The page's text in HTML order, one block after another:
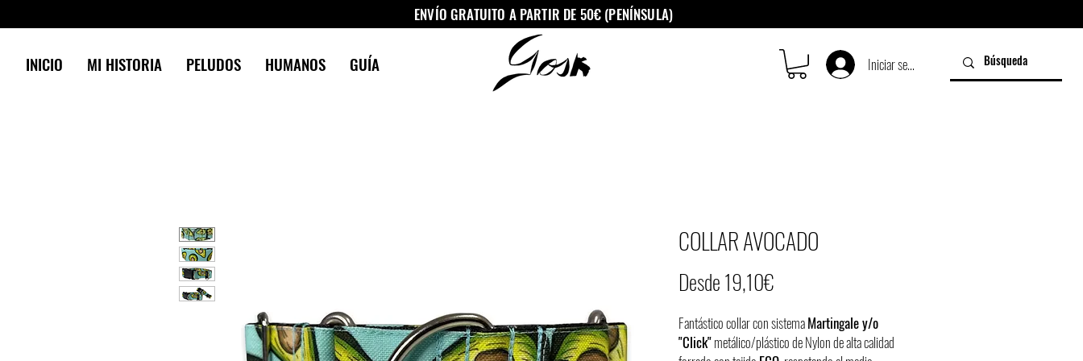
ENVÍO GRATUITO A PARTIR DE 50€ (PENÍNSULA)
INICIO MI HISTORIA PELUDOS HUMANOS GUÍA Iniciar sesión
COLLAR AVOCADO
Desde19,10€
de
oferta
Fantástico collar con sistemaMartingale y/o
"Click"metálico/plástico de Nylon de alta calidad